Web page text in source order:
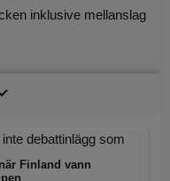
inklusive mellanslag
oavsett hur du signerar
debattinlägg som
Finland vann